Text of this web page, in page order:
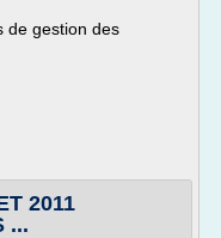
de gestion des
2011
...